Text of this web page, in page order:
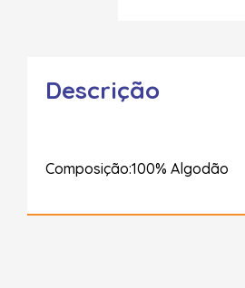
Descrição
Composição:100% Algodão